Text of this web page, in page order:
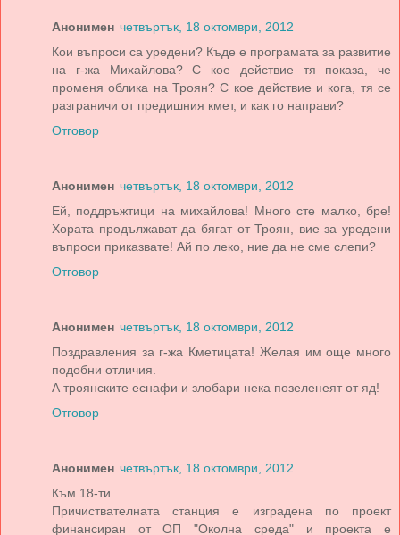
Анонимен четвъртък, 18 октомври, 2012
Кои въпроси са уредени? Къде е програмата за развитие
на г-жа Михайлова? С кое действие тя показа, че
променя облика на Троян? С кое действие и кога, тя се
разграничи от предишния кмет, и как го направи?
Отговор
Анонимен четвъртък, 18 октомври, 2012
Ей, поддръжтици на михайлова! Много сте малко, бре!
Хората продължават да бягат от Троян, вие за уредени
въпроси приказвате! Ай по леко, ние да не сме слепи?
Отговор
Анонимен четвъртък, 18 октомври, 2012
Поздравления за г-жа Кметицата! Желая им още много
подобни отличия.
А троянските еснафи и злобари нека позеленеят от яд!
Отговор
Анонимен четвъртък, 18 октомври, 2012
Към 18-ти
Причиствателната станция е изградена по проект
финансиран от ОП "Околна среда" и проекта е